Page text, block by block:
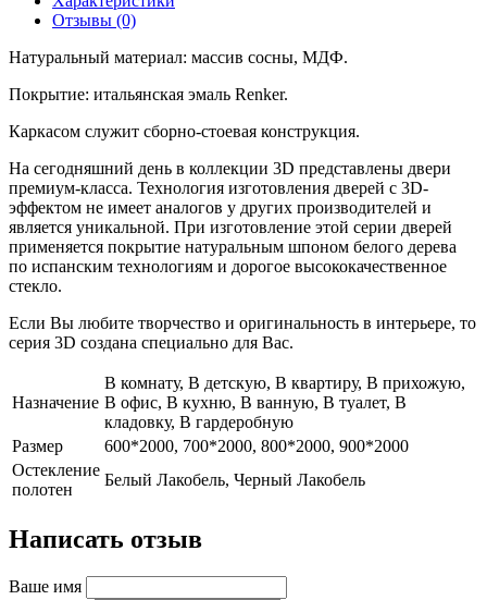
Отзывы (0)
Натуральный материал: массив сосны, МДФ.
Покрытие: итальянская эмаль Renker.
Каркасом служит сборно-стоевая конструкция.
На сегодняшний день в коллекции 3D представлены двери
премиум-класса. Технология изготовления дверей с 3D-
эффектом не имеет аналогов у других производителей и
является уникальной. При изготовление этой серии дверей
применяется покрытие натуральным шпоном белого дерева
по испанским технологиям и дорогое высококачественное
стекло.
Если Вы любите творчество и оригинальность в интерьере, то
серия 3D создана специально для Вас.
Назначение
В комнату, В детскую, В квартиру, В прихожую,
В офис, В кухню, В ванную, В туалет, В
кладовку, В гардеробную
Размер
600*2000, 700*2000, 800*2000, 900*2000
Остекление
полотен
Белый Лакобель, Черный Лакобель
Написать отзыв
Ваше имя